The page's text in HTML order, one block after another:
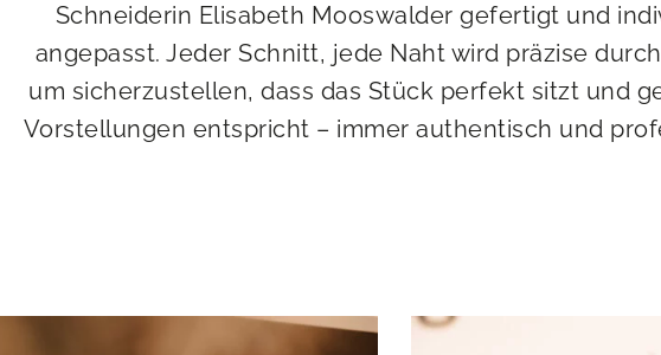
Schneiderin Elisabeth Mooswalder gefertigt und
angepasst. Jeder Schnitt, jede Naht wird präzise
um sicherzustellen, dass das Stück perfekt sitzt und
Vorstellungen entspricht – immer authentisch und